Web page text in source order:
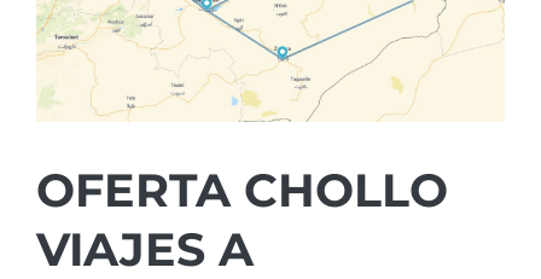
OFERTA CHOLLO
VIAJES A